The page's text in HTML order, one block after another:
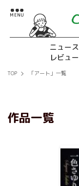
ニュース
レビュー
TOP 「アート」一覧
作品一覧